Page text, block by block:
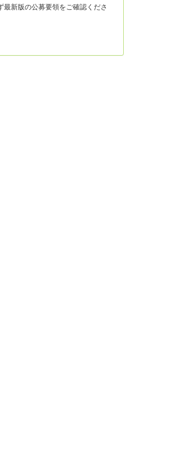
新版の公募要領をご確認くださ